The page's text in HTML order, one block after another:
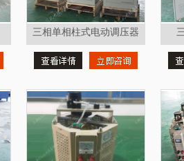
三相单相柱式电动调压器